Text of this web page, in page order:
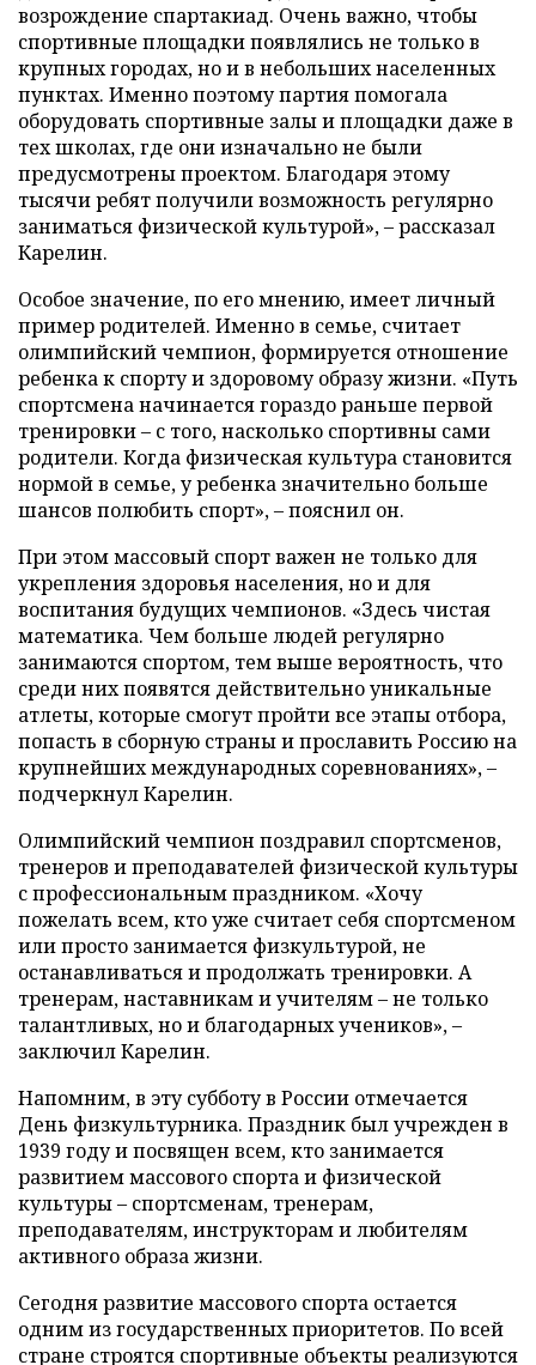
возрождение спартакиад. Очень важно, чтобы
спортивные площадки появлялись не только в
крупных городах, но и в небольших населенных
пунктах. Именно поэтому партия помогала
оборудовать спортивные залы и площадки даже в
тех школах, где они изначально не были
предусмотрены проектом. Благодаря этому
тысячи ребят получили возможность регулярно
заниматься физической культурой», – рассказал
Карелин.
Особое значение, по его мнению, имеет личный
пример родителей. Именно в семье, считает
олимпийский чемпион, формируется отношение
ребенка к спорту и здоровому образу жизни. «Путь
спортсмена начинается гораздо раньше первой
тренировки – с того, насколько спортивны сами
родители. Когда физическая культура становится
нормой в семье, у ребенка значительно больше
шансов полюбить спорт», – пояснил он.
При этом массовый спорт важен не только для
укрепления здоровья населения, но и для
воспитания будущих чемпионов. «Здесь чистая
математика. Чем больше людей регулярно
занимаются спортом, тем выше вероятность, что
среди них появятся действительно уникальные
атлеты, которые смогут пройти все этапы отбора,
попасть в сборную страны и прославить Россию на
крупнейших международных соревнованиях», –
подчеркнул Карелин.
Олимпийский чемпион поздравил спортсменов,
тренеров и преподавателей физической культуры
с профессиональным праздником. «Хочу
пожелать всем, кто уже считает себя спортсменом
или просто занимается физкультурой, не
останавливаться и продолжать тренировки. А
тренерам, наставникам и учителям – не только
талантливых, но и благодарных учеников», –
заключил Карелин.
Напомним, в эту субботу в России отмечается
День физкультурника. Праздник был учрежден в
1939 году и посвящен всем, кто занимается
развитием массового спорта и физической
культуры – спортсменам, тренерам,
преподавателям, инструкторам и любителям
активного образа жизни.
Сегодня развитие массового спорта остается
одним из государственных приоритетов. По всей
стране строятся спортивные объекты реализуются